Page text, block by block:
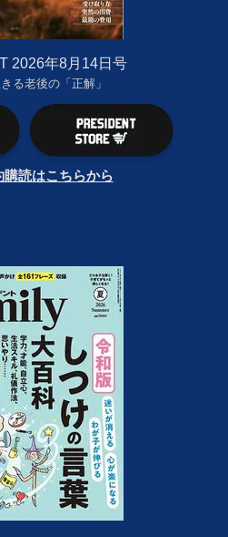
2026年8月14日号
る老後の「正解」
購読はこちらから